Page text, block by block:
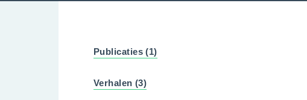
Publicaties (1)
Verhalen (3)